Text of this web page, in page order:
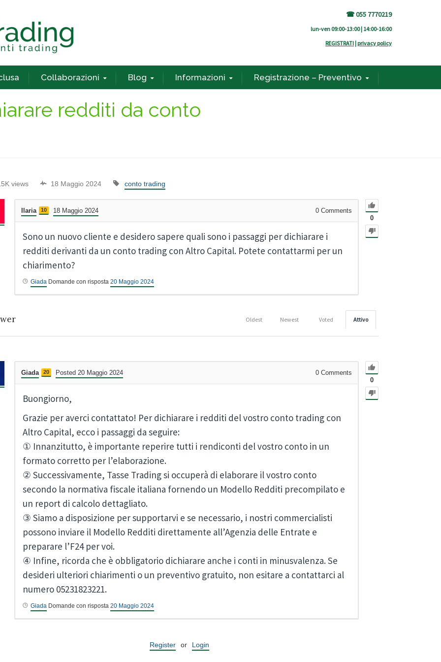
☎ 055 7770219
lun-ven 09:00-13:00 | 14:00-16:00
REGISTRATI | privacy policy
Collaborazioni Blog Informazioni Registrazione – Preventivo
redditi da conto
views 18 Maggio 2024 conto trading
0
Ilaria 10 18 Maggio 2024 0 Comments
Sono un nuovo cliente e desidero sapere quali sono i passaggi per dichiarare i
redditi derivanti da un conto trading con Altro Capital. Potete contattarmi per un
chiarimento?
Giada Domande con risposta 20 Maggio 2024
Attivo
Voted
Newest
Oldest
0
Giada 20 Posted 20 Maggio 2024 0 Comments
Buongiorno,
Grazie per averci contattato! Per dichiarare i redditi del vostro conto trading con
Altro Capital, ecco i passaggi da seguire:
① Innanzitutto, è importante reperire tutti i rendiconti del vostro conto in un
formato corretto per l’elaborazione.
② Successivamente, Tasse Trading si occuperà di elaborare il vostro conto
secondo la normativa fiscale italiana fornendo un Modello Redditi precompilato e
un report di calcolo dettagliato.
③ Siamo a disposizione per supportarvi e se necessario, i nostri commercialisti
possono inviare il Modello Redditi direttamente all’Agenzia delle Entrate e
preparare l’F24 per voi.
④ Infine, ricorda che è obbligatorio dichiarare anche i conti in minusvalenza. Se
desideri ulteriori chiarimenti o un preventivo gratuito, non esitare a contattarci al
numero 05231823221.
Giada Domande con risposta 20 Maggio 2024
Register or Login